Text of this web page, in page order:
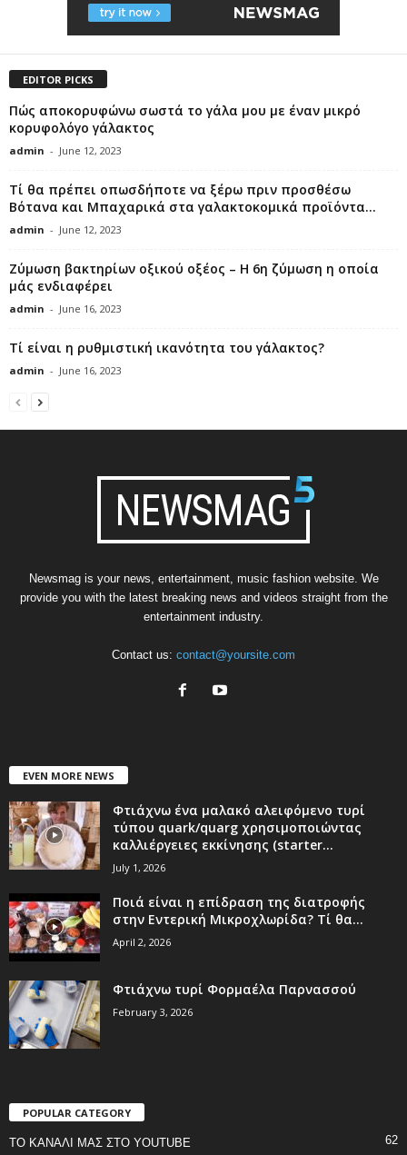
EDITOR PICKS
Πώς αποκορυφώνω σωστά το γάλα μου με έναν μικρό
κορυφολόγο γάλακτος
admin - June 12, 2023
Τί θα πρέπει οπωσδήποτε να ξέρω πριν προσθέσω
Βότανα και Μπαχαρικά στα γαλακτοκομικά προϊόντα...
admin - June 12, 2023
Ζύμωση βακτηρίων οξικού οξέος – Η 6η ζύμωση η οποία
μάς ενδιαφέρει
admin - June 16, 2023
Τί είναι η ρυθμιστική ικανότητα του γάλακτος?
admin - June 16, 2023
Newsmag is your news, entertainment, music fashion website. We
provide you with the latest breaking news and videos straight from the
entertainment industry.
Contact us: contact@yoursite.com
EVEN MORE NEWS
Φτιάχνω ένα μαλακό αλειφόμενο τυρί
τύπου quark/quarg χρησιμοποιώντας
καλλιέργειες εκκίνησης (starter...
July 1, 2026
Ποιά είναι η επίδραση της διατροφής
στην Εντερική Μικροχλωρίδα? Τί θα...
April 2, 2026
Φτιάχνω τυρί Φορμαέλα Παρνασσού
February 3, 2026
POPULAR CATEGORY
ΤΟ ΚΑΝΑΛΙ ΜΑΣ ΣΤΟ YOUTUBE 62